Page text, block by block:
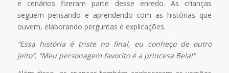
e cenários fizeram parte desse enredo. As crianças
seguem pensando e aprendendo com as histórias que
ouvem, elaborando perguntas e explicações.
“Essa história é triste no final, eu conheço de outro
jeito”, “Meu personagem favorito é a princesa Bela!”